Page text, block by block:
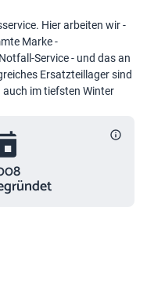
Hier arbeiten wir -
Marke -
Service - und das an
Ersatzteillager sind
auch im tiefsten Winter